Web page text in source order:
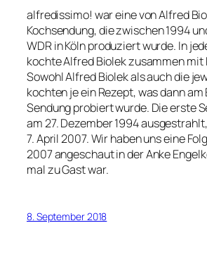
alfredissimo! war eine von Alfred
Kochsendung, die zwischen 1994
WDR in Köln produziert wurde. In
kochte Alfred Biolek zusammen mit
Sowohl Alfred Biolek als auch die
kochten je ein Rezept, was dann am
Sendung probiert wurde. Die erste
am 27. Dezember 1994
7. April 2007. Wir haben uns eine
2007 angeschaut in der Anke
mal zu Gast war.
8. September 2018